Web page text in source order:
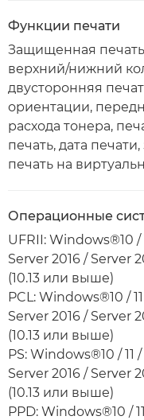
Функции печати
Защищенная
верхний/нижний
двусторонняя
ориентации,
расхода тонера,
печать, дата
печать на
Операционные
UFRII: Windows®10 /
Server 2016 / Server
(10.13 или выше)
PCL: Windows®10 /
Server 2016 / Server
(10.13 или выше)
PS: Windows®10 / 11
Server 2016 / Server
(10.13 или выше)
PPD: Windows®10 /